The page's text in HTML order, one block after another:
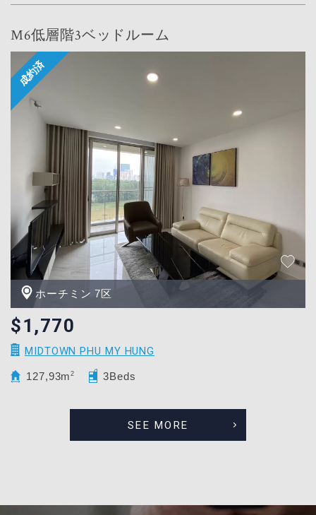
M6低層階3ベッドルーム
ホーチミン 7区
$1,770
MIDTOWN PHU MY HUNG
127,93m2 3Beds
SEE MORE